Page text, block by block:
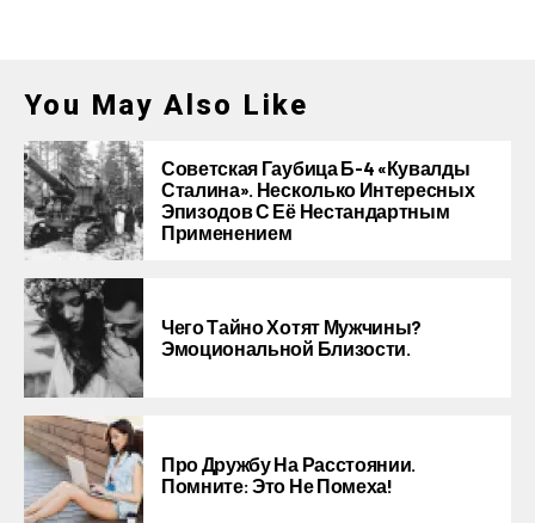
You May Also Like
Советская Гаубица Б-4 «Кувалды
Сталина». Несколько Интересных
Эпизодов С Её Нестандартным
Применением
Чего Тайно Хотят Мужчины?
Эмоциональной Близости.
Про Дружбу На Расстоянии.
Помните: Это Не Помеха!